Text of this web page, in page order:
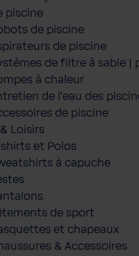
piscine
de piscine
de piscine
de filtre à sable |
à chaleur
de l'eau des
de piscine
Loisirs
et Polos
à capuche
de sport
et chapeaux
& Accessoires